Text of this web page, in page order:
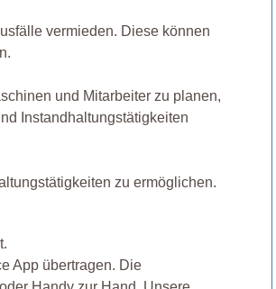
vermieden. Diese können
und Mitarbeiter zu planen,
Instandhaltungstätigkeiten
zu ermöglichen.
App übertragen. Die